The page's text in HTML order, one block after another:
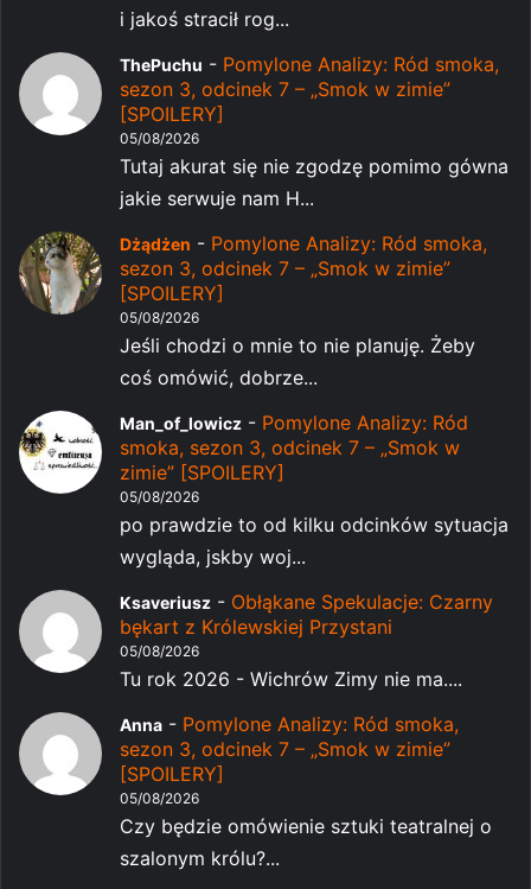
i jakoś stracił rog...
ThePuchu - Pomylone Analizy: Ród smoka,
sezon 3, odcinek 7 – „Smok w zimie”
[SPOILERY]
05/08/2026
Tutaj akurat się nie zgodzę pomimo gówna
jakie serwuje nam H...
Dżądżen - Pomylone Analizy: Ród smoka,
sezon 3, odcinek 7 – „Smok w zimie”
[SPOILERY]
05/08/2026
Jeśli chodzi o mnie to nie planuję. Żeby
coś omówić, dobrze...
Man_of_lowicz - Pomylone Analizy: Ród
smoka, sezon 3, odcinek 7 – „Smok w
zimie” [SPOILERY]
05/08/2026
po prawdzie to od kilku odcinków sytuacja
wygląda, jskby woj...
Ksaveriusz - Obłąkane Spekulacje: Czarny
bękart z Królewskiej Przystani
05/08/2026
Tu rok 2026 - Wichrów Zimy nie ma....
Anna - Pomylone Analizy: Ród smoka,
sezon 3, odcinek 7 – „Smok w zimie”
[SPOILERY]
05/08/2026
Czy będzie omówienie sztuki teatralnej o
szalonym królu?...